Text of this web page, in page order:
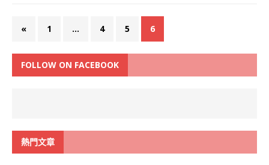
« 1 ... 4 5 6
FOLLOW ON FACEBOOK
熱門文章